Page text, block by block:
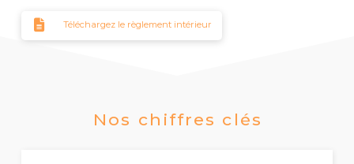
Téléchargez le règlement intérieur
Nos chiffres clés